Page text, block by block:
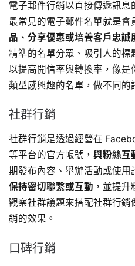
電子郵件行銷以直接傳遞訊息
最常見的電子郵件名單就是會
品、分享優惠或培養客戶忠誠
精準的名單分眾、吸引人的標
以提高開信率與轉換率，像
類型感興趣的名單，做不同的
社群行銷
社群行銷是透過經營在
等平台的官方帳號， 與粉絲互
期發布內容、舉辦活動或使用
保持密切聯繫或互動 ，並提
觀察社群議題來搭配社群行
銷的效果。
口碑行銷